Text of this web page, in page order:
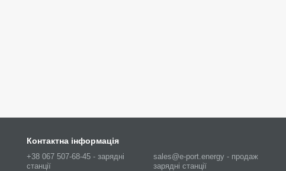
Контактна інформація
+38 067 507-68-45 - зарядні
станції
sales@e-port.energy - продаж
зарядні станції